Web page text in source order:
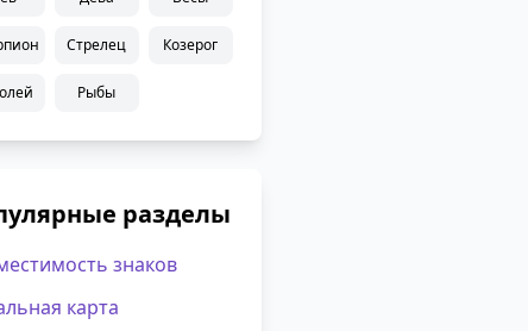
Стрелец Козерог
Рыбы
разделы
знаков
карта